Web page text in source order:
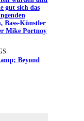
Beyond